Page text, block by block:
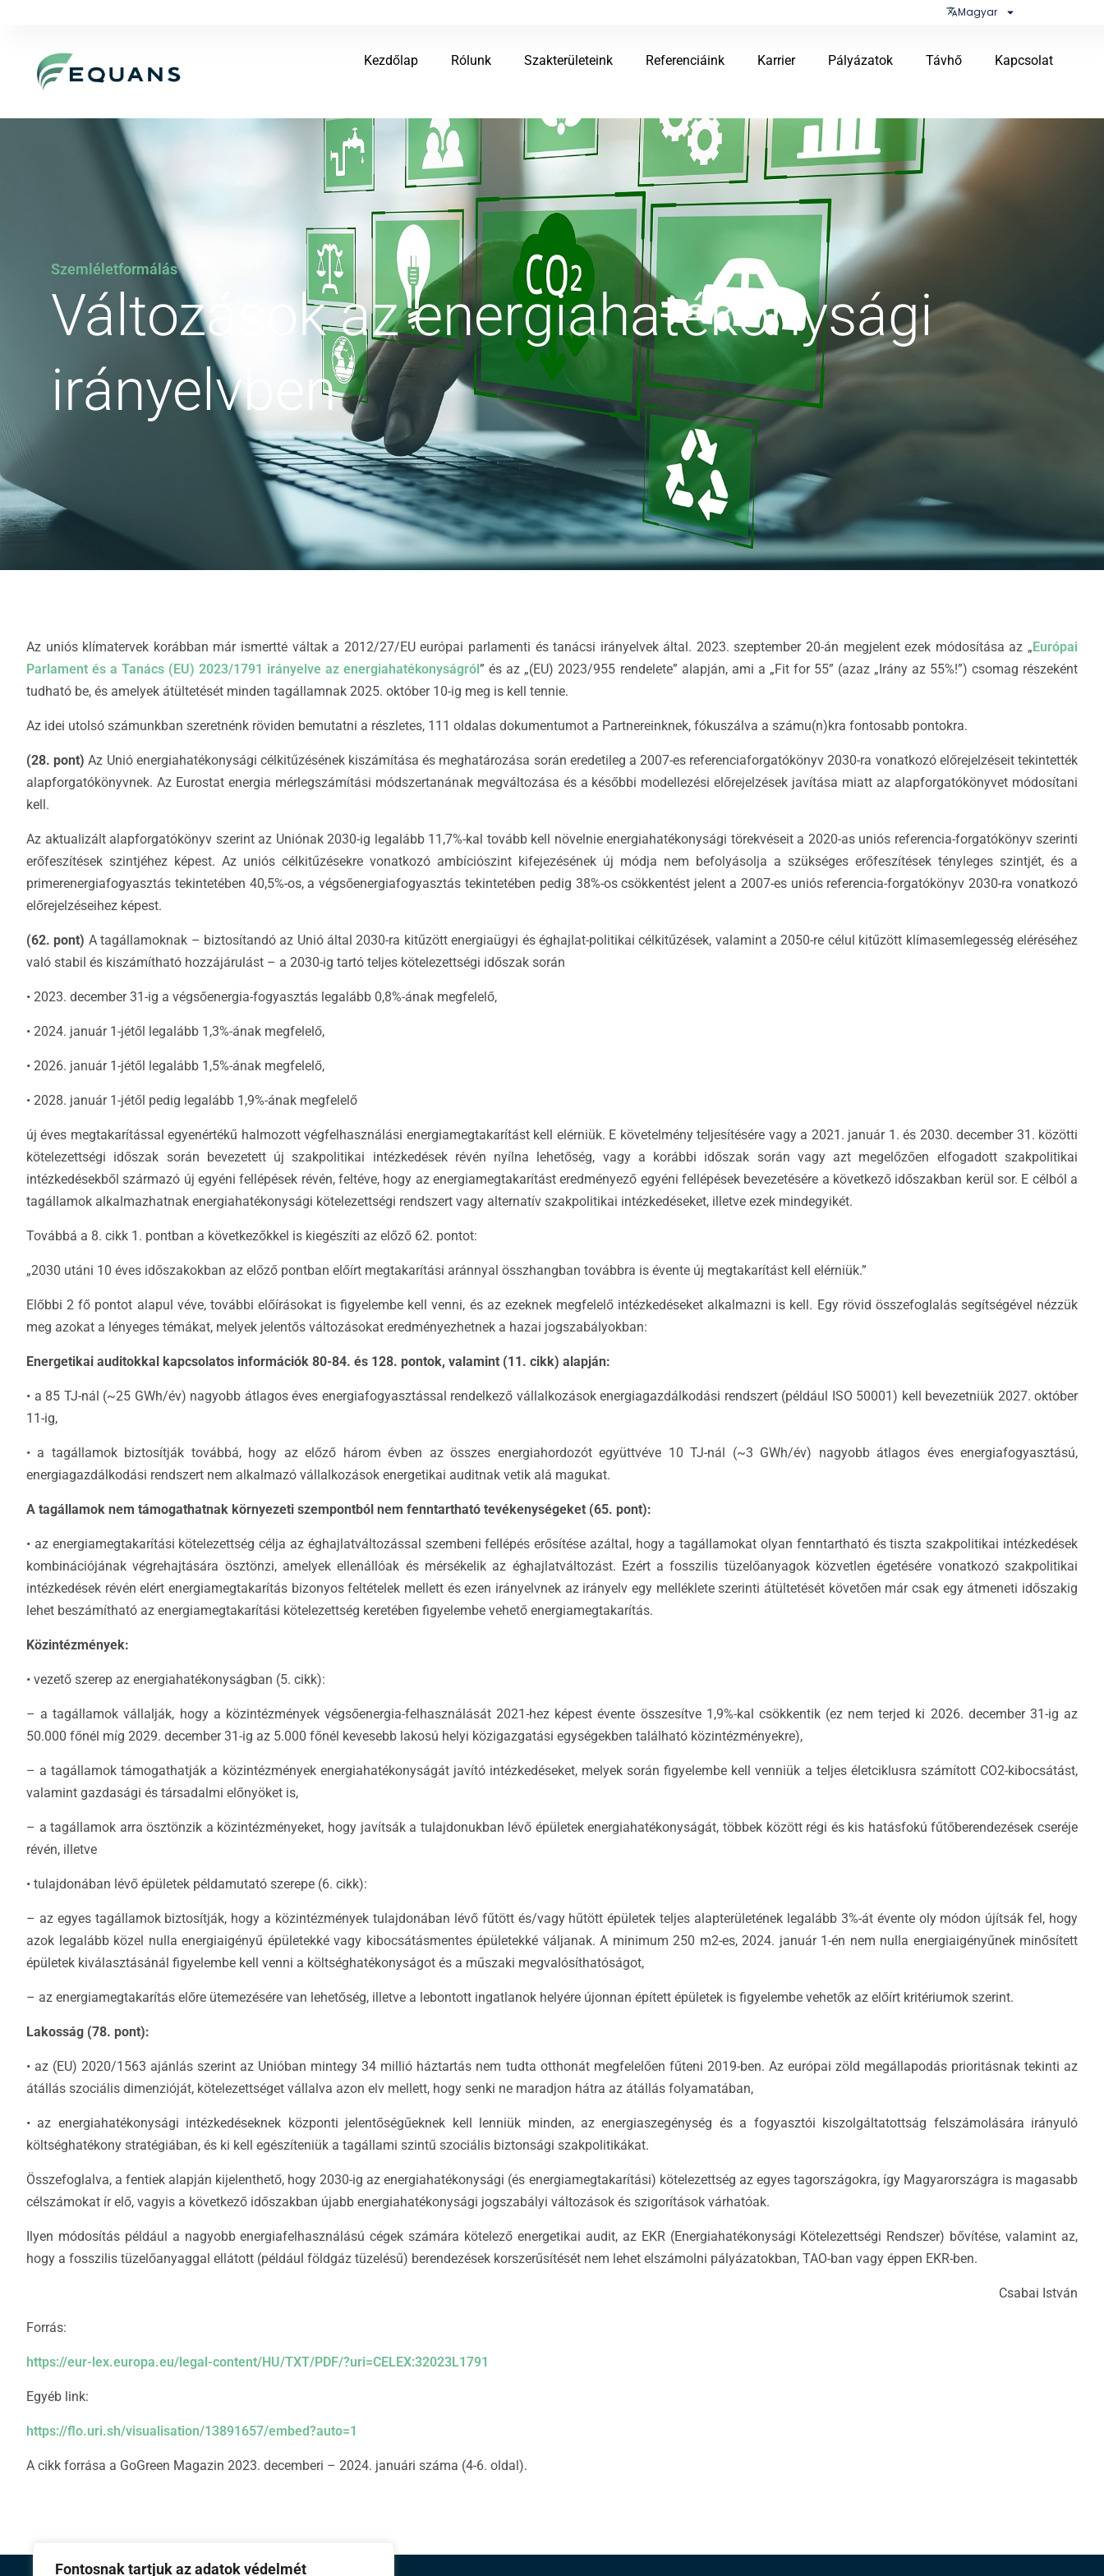
Fontosnak tartjuk az adatok védelmét
Magyar
Kezdőlap Rólunk Szakterületeink Referenciáink Karrier Pályázatok Távhő Kapcsolat
Szemléletformálás
Változások az energiahatékonysági
irányelvben
Az uniós klímatervek korábban már ismertté váltak a 2012/27/EU európai parlamenti és tanácsi irányelvek által. 2023. szeptember 20-án megjelent ezek módosítása az „Európai
Parlament és a Tanács (EU) 2023/1791 irányelve az energiahatékonyságról” és az „(EU) 2023/955 rendelete” alapján, ami a „Fit for 55” (azaz „Irány az 55%!”) csomag részeként
tudható be, és amelyek átültetését minden tagállamnak 2025. október 10-ig meg is kell tennie.
Az idei utolsó számunkban szeretnénk röviden bemutatni a részletes, 111 oldalas dokumentumot a Partnereinknek, fókuszálva a számu(n)kra fontosabb pontokra.
(28. pont) Az Unió energiahatékonysági célkitűzésének kiszámítása és meghatározása során eredetileg a 2007-es referenciaforgatókönyv 2030-ra vonatkozó előrejelzéseit tekintették
alapforgatókönyvnek. Az Eurostat energia mérlegszámítási módszertanának megváltozása és a későbbi modellezési előrejelzések javítása miatt az alapforgatókönyvet módosítani
kell.
Az aktualizált alapforgatókönyv szerint az Uniónak 2030-ig legalább 11,7%-kal tovább kell növelnie energiahatékonysági törekvéseit a 2020-as uniós referencia-forgatókönyv szerinti
erőfeszítések szintjéhez képest. Az uniós célkitűzésekre vonatkozó ambíciószint kifejezésének új módja nem befolyásolja a szükséges erőfeszítések tényleges szintjét, és a
primerenergiafogyasztás tekintetében 40,5%-os, a végsőenergiafogyasztás tekintetében pedig 38%-os csökkentést jelent a 2007-es uniós referencia-forgatókönyv 2030-ra vonatkozó
előrejelzéseihez képest.
(62. pont) A tagállamoknak – biztosítandó az Unió által 2030-ra kitűzött energiaügyi és éghajlat-politikai célkitűzések, valamint a 2050-re célul kitűzött klímasemlegesség eléréséhez
való stabil és kiszámítható hozzájárulást – a 2030-ig tartó teljes kötelezettségi időszak során
• 2023. december 31-ig a végsőenergia-fogyasztás legalább 0,8%-ának megfelelő,
• 2024. január 1-jétől legalább 1,3%-ának megfelelő,
• 2026. január 1-jétől legalább 1,5%-ának megfelelő,
• 2028. január 1-jétől pedig legalább 1,9%-ának megfelelő
új éves megtakarítással egyenértékű halmozott végfelhasználási energiamegtakarítást kell elérniük. E követelmény teljesítésére vagy a 2021. január 1. és 2030. december 31. közötti
kötelezettségi időszak során bevezetett új szakpolitikai intézkedések révén nyílna lehetőség, vagy a korábbi időszak során vagy azt megelőzően elfogadott szakpolitikai
intézkedésekből származó új egyéni fellépések révén, feltéve, hogy az energiamegtakarítást eredményező egyéni fellépések bevezetésére a következő időszakban kerül sor. E célból a
tagállamok alkalmazhatnak energiahatékonysági kötelezettségi rendszert vagy alternatív szakpolitikai intézkedéseket, illetve ezek mindegyikét.
Továbbá a 8. cikk 1. pontban a következőkkel is kiegészíti az előző 62. pontot:
„2030 utáni 10 éves időszakokban az előző pontban előírt megtakarítási aránnyal összhangban továbbra is évente új megtakarítást kell elérniük.”
Előbbi 2 fő pontot alapul véve, további előírásokat is figyelembe kell venni, és az ezeknek megfelelő intézkedéseket alkalmazni is kell. Egy rövid összefoglalás segítségével nézzük
meg azokat a lényeges témákat, melyek jelentős változásokat eredményezhetnek a hazai jogszabályokban:
Energetikai auditokkal kapcsolatos információk 80-84. és 128. pontok, valamint (11. cikk) alapján:
• a 85 TJ-nál (~25 GWh/év) nagyobb átlagos éves energiafogyasztással rendelkező vállalkozások energiagazdálkodási rendszert (például ISO 50001) kell bevezetniük 2027. október
11-ig,
• a tagállamok biztosítják továbbá, hogy az előző három évben az összes energiahordozót együttvéve 10 TJ-nál (~3 GWh/év) nagyobb átlagos éves energiafogyasztású,
energiagazdálkodási rendszert nem alkalmazó vállalkozások energetikai auditnak vetik alá magukat.
A tagállamok nem támogathatnak környezeti szempontból nem fenntartható tevékenységeket (65. pont):
• az energiamegtakarítási kötelezettség célja az éghajlatváltozással szembeni fellépés erősítése azáltal, hogy a tagállamokat olyan fenntartható és tiszta szakpolitikai intézkedések
kombinációjának végrehajtására ösztönzi, amelyek ellenállóak és mérsékelik az éghajlatváltozást. Ezért a fosszilis tüzelőanyagok közvetlen égetésére vonatkozó szakpolitikai
intézkedések révén elért energiamegtakarítás bizonyos feltételek mellett és ezen irányelvnek az irányelv egy melléklete szerinti átültetését követően már csak egy átmeneti időszakig
lehet beszámítható az energiamegtakarítási kötelezettség keretében figyelembe vehető energiamegtakarítás.
Közintézmények:
• vezető szerep az energiahatékonyságban (5. cikk):
– a tagállamok vállalják, hogy a közintézmények végsőenergia-felhasználását 2021-hez képest évente összesítve 1,9%-kal csökkentik (ez nem terjed ki 2026. december 31-ig az
50.000 főnél míg 2029. december 31-ig az 5.000 főnél kevesebb lakosú helyi közigazgatási egységekben található közintézményekre),
– a tagállamok támogathatják a közintézmények energiahatékonyságát javító intézkedéseket, melyek során figyelembe kell venniük a teljes életciklusra számított CO2-kibocsátást,
valamint gazdasági és társadalmi előnyöket is,
– a tagállamok arra ösztönzik a közintézményeket, hogy javítsák a tulajdonukban lévő épületek energiahatékonyságát, többek között régi és kis hatásfokú fűtőberendezések cseréje
révén, illetve
• tulajdonában lévő épületek példamutató szerepe (6. cikk):
– az egyes tagállamok biztosítják, hogy a közintézmények tulajdonában lévő fűtött és/vagy hűtött épületek teljes alapterületének legalább 3%-át évente oly módon újítsák fel, hogy
azok legalább közel nulla energiaigényű épületekké vagy kibocsátásmentes épületekké váljanak. A minimum 250 m2-es, 2024. január 1-én nem nulla energiaigényűnek minősített
épületek kiválasztásánál figyelembe kell venni a költséghatékonyságot és a műszaki megvalósíthatóságot,
– az energiamegtakarítás előre ütemezésére van lehetőség, illetve a lebontott ingatlanok helyére újonnan épített épületek is figyelembe vehetők az előírt kritériumok szerint.
Lakosság (78. pont):
• az (EU) 2020/1563 ajánlás szerint az Unióban mintegy 34 millió háztartás nem tudta otthonát megfelelően fűteni 2019-ben. Az európai zöld megállapodás prioritásnak tekinti az
átállás szociális dimenzióját, kötelezettséget vállalva azon elv mellett, hogy senki ne maradjon hátra az átállás folyamatában,
• az energiahatékonysági intézkedéseknek központi jelentőségűeknek kell lenniük minden, az energiaszegénység és a fogyasztói kiszolgáltatottság felszámolására irányuló
költséghatékony stratégiában, és ki kell egészíteniük a tagállami szintű szociális biztonsági szakpolitikákat.
Összefoglalva, a fentiek alapján kijelenthető, hogy 2030-ig az energiahatékonysági (és energiamegtakarítási) kötelezettség az egyes tagországokra, így Magyarországra is magasabb
célszámokat ír elő, vagyis a következő időszakban újabb energiahatékonysági jogszabályi változások és szigorítások várhatóak.
Ilyen módosítás például a nagyobb energiafelhasználású cégek számára kötelező energetikai audit, az EKR (Energiahatékonysági Kötelezettségi Rendszer) bővítése, valamint az,
hogy a fosszilis tüzelőanyaggal ellátott (például földgáz tüzelésű) berendezések korszerűsítését nem lehet elszámolni pályázatokban, TAO-ban vagy éppen EKR-ben.
Csabai István
Forrás:
https://eur-lex.europa.eu/legal-content/HU/TXT/PDF/?uri=CELEX:32023L1791
Egyéb link:
https://flo.uri.sh/visualisation/13891657/embed?auto=1
A cikk forrása a GoGreen Magazin 2023. decemberi – 2024. januári száma (4-6. oldal).